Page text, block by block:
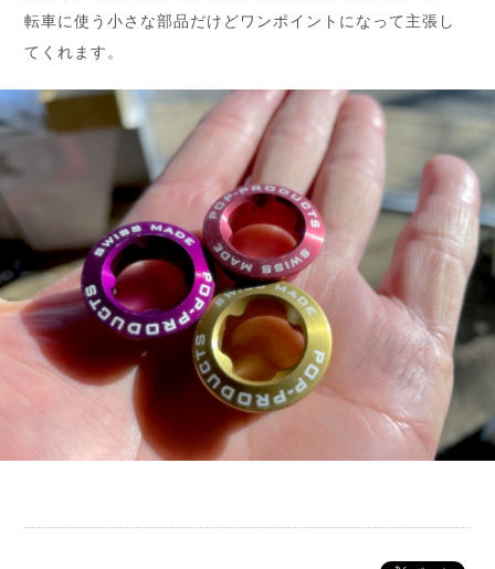
転車に使う小さな部品だけどワンポイントになって主張し
てくれます。